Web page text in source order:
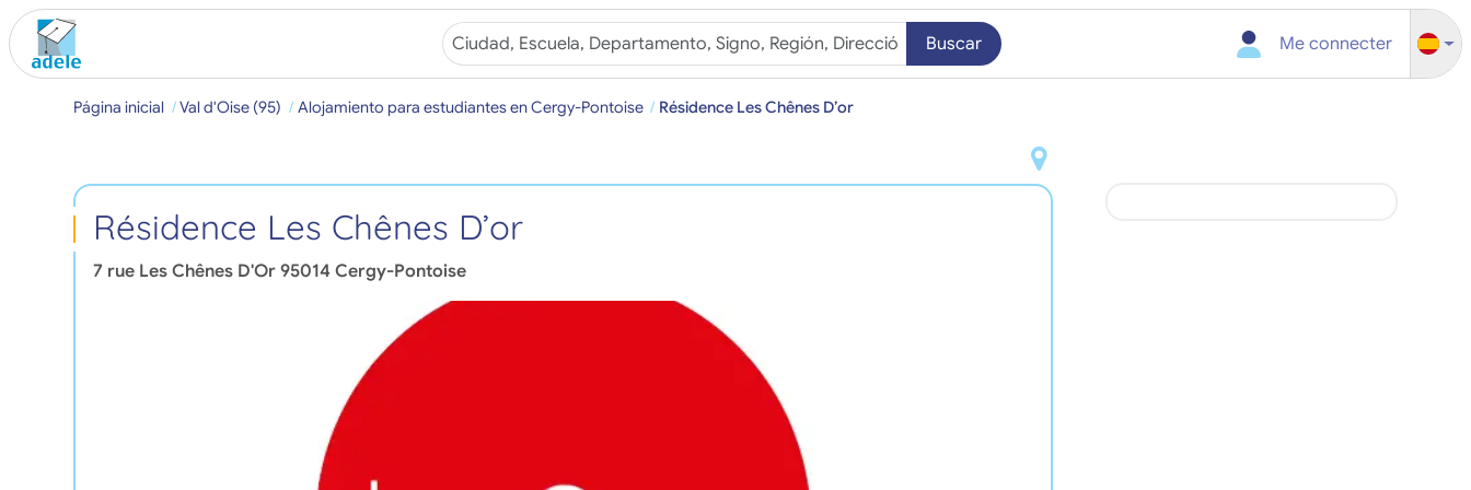
Buscar Me connecter
Página inicial Val d'Oise (95) Alojamiento para estudiantes en Cergy-Pontoise Résidence Les Chênes D’or
Résidence Les Chênes D’or
7 rue Les Chênes D'Or 95014 Cergy-Pontoise